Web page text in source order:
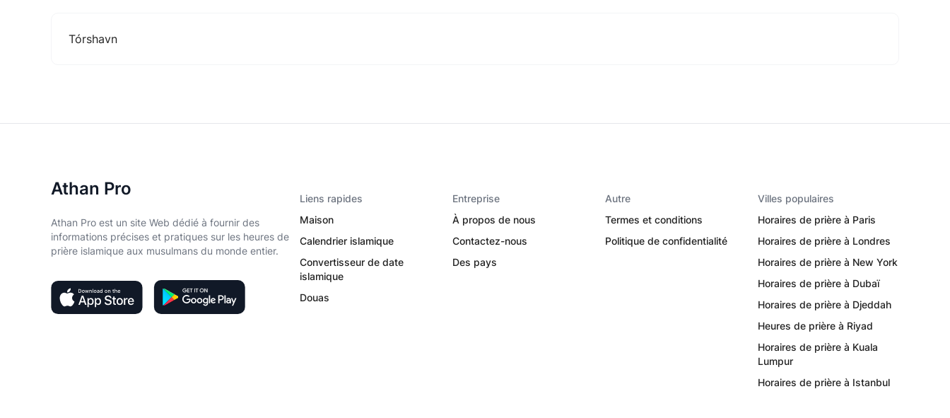
Tórshavn
Athan Pro
Athan Pro est un site Web dédié à fournir des
informations précises et pratiques sur les heures de
prière islamique aux musulmans du monde entier.
Liens rapides
Maison
Calendrier islamique
Convertisseur de date
islamique
Douas
Entreprise
À propos de nous
Contactez-nous
Des pays
Autre
Termes et conditions
Politique de confidentialité
Villes populaires
Horaires de prière à Paris
Horaires de prière à Londres
Horaires de prière à New York
Horaires de prière à Dubaï
Horaires de prière à Djeddah
Heures de prière à Riyad
Horaires de prière à Kuala
Lumpur
Horaires de prière à Istanbul